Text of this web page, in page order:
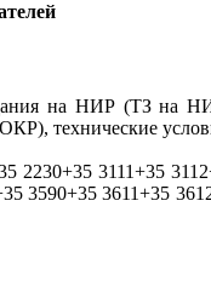
на НИР (ТЗ
технические
3111+35
3611+35